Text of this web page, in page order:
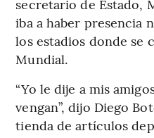
secretario de Estado,
iba a haber presencia
los estadios donde se
Mundial.
“Yo le dije a mis
vengan”, dijo Diego
tienda de artículos